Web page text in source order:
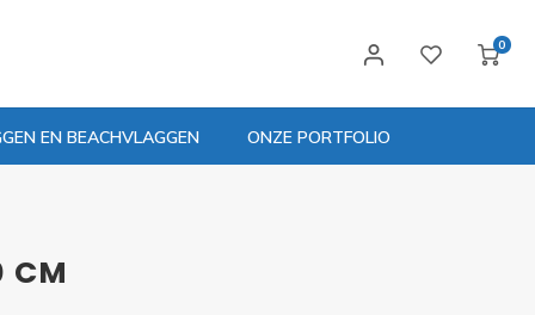
0
EN BEACHVLAGGEN ONZE PORTFOLIO
CM